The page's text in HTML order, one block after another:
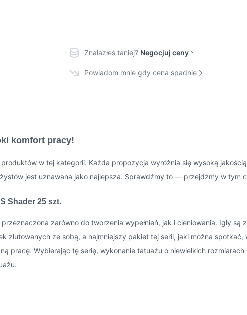
Znalazłeś taniej? Negocjuj ceny
Powiadom mnie gdy cena spadnie
komfort pracy!
w tej kategorii. Każda propozycja wyróżnia się wysoką
jest uznawana jako najlepsza. Sprawdźmy to — przejdźmy w tym
Shader 25 szt.
zarówno do tworzenia wypełnień, jak i cieniowania. Igły są
zlutowanych ze sobą, a najmniejszy pakiet tej serii, jaki można spotkać,
pracę. Wybierając tę serię, wykonanie tatuażu o niewielkich